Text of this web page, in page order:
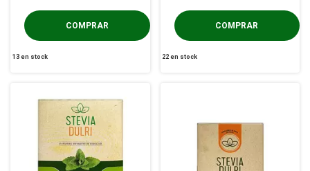
13en stock 22 en stock